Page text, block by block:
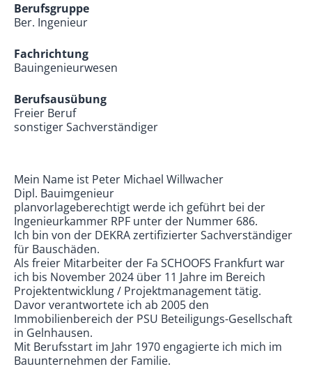
Berufsgruppe
Ber. Ingenieur
Fachrichtung
Bauingenieurwesen
Berufsausübung
Freier Beruf
sonstiger Sachverständiger
Mein Name ist Peter Michael Willwacher
Dipl. Bauimgenieur
planvorlageberechtigt werde ich geführt bei der
Ingenieurkammer RPF unter der Nummer 686.
Ich bin von der DEKRA zertifizierter Sachverständiger
für Bauschäden.
Als freier Mitarbeiter der Fa SCHOOFS Frankfurt war
ich bis November 2024 über 11 Jahre im Bereich
Projektentwicklung / Projektmanagement tätig.
Davor verantwortete ich ab 2005 den
Immobilienbereich der PSU Beteiligungs-Gesellschaft
in Gelnhausen.
Mit Berufsstart im Jahr 1970 engagierte ich mich im
Bauunternehmen der Familie.